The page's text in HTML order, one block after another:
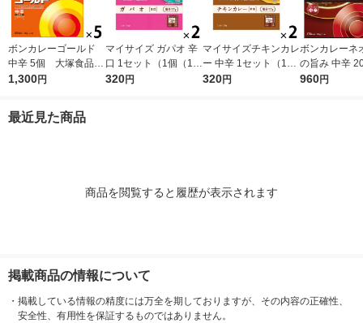
ボンカレーゴールド
中辛 5個 大塚食品
レンジ対応
1,300円
マイサイズ ガパオ 辛
口 1セット（1個（10
0g）×2） 100kcal
320円
マイサイズチキンカレ
ー 中辛 1セット（1個
（100g）×2） 100k
320円
ボンカレーネ
の旨み 中辛
ット（1個×3
960円
最近見た商品
商品を閲覧すると履歴が表示されます
掲載商品の情報について
・ 掲載している情報の精度には万全を期しておりますが、その内容の正確性、
安全性、有用性を保証するものではありません。